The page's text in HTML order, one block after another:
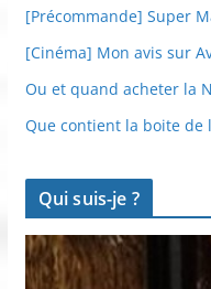
[Précommande] Super
[Cinéma] Mon avis sur
Ou et quand acheter la
Que contient la boite de
Qui suis-je ?